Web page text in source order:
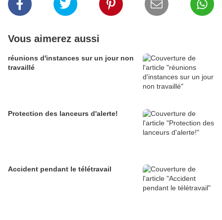
Vous aimerez aussi
réunions d'instances sur un jour non
travaillé
Protection des lanceurs d'alerte!
Accident pendant le télétravail